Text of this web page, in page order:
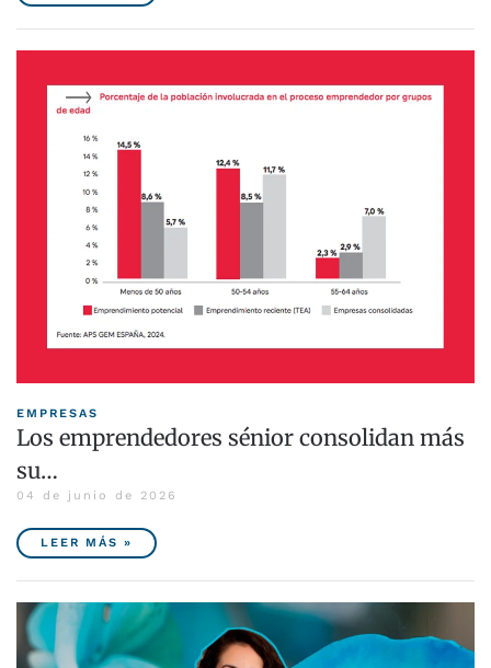
EMPRESAS
Los emprendedores sénior consolidan más
su…
04 de junio de 2026
LEER MÁS »